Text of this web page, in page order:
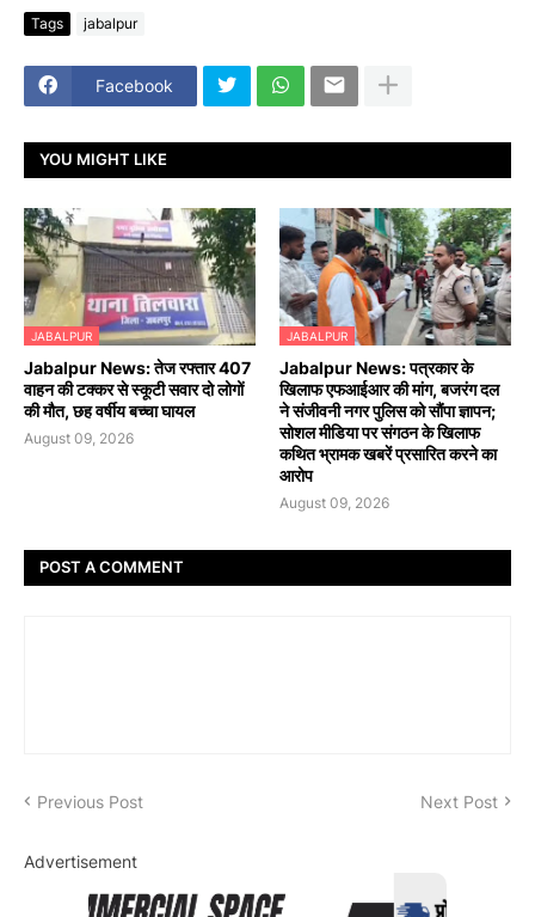
Tags jabalpur
Facebook
YOU MIGHT LIKE
JABALPUR
Jabalpur News: तेज रफ्तार 407
वाहन की टक्कर से स्कूटी सवार दो लोगों
की मौत, छह वर्षीय बच्चा घायल
August 09, 2026
JABALPUR
Jabalpur News: पत्रकार के
खिलाफ एफआईआर की मांग, बजरंग दल
ने संजीवनी नगर पुलिस को सौंपा ज्ञापन;
सोशल मीडिया पर संगठन के खिलाफ
कथित भ्रामक खबरें प्रसारित करने का
आरोप
August 09, 2026
POST A COMMENT
Previous Post Next Post
Advertisement